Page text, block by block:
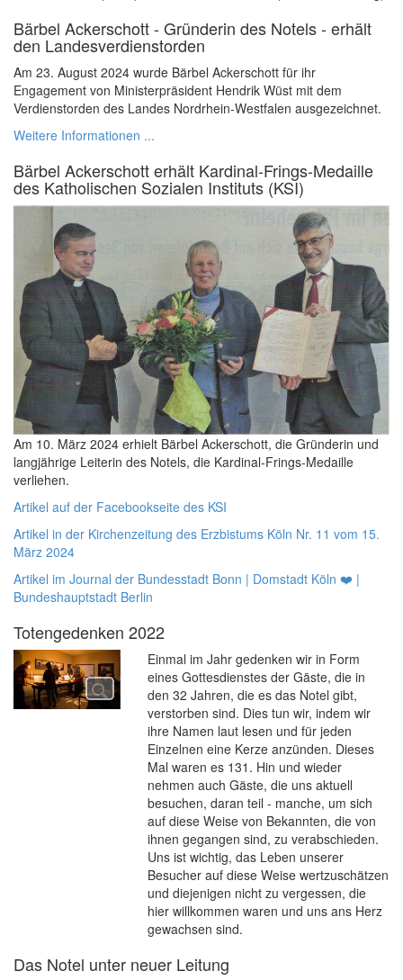
Bärbel Ackerschott - Gründerin des Notels - erhält
den Landesverdienstorden
Am 23. August 2024 wurde Bärbel Ackerschott für ihr
Engagement von Ministerpräsident Hendrik Wüst mit dem
Verdienstorden des Landes Nordrhein-Westfalen ausgezeichnet.
Weitere Informationen ...
Bärbel Ackerschott erhält Kardinal-Frings-Medaille
des Katholischen Sozialen Instituts (KSI)
Am 10. März 2024 erhielt Bärbel Ackerschott, die Gründerin und
langjährige Leiterin des Notels, die Kardinal-Frings-Medaille
verliehen.
Artikel auf der Facebookseite des KSI
Artikel in der Kirchenzeitung des Erzbistums Köln Nr. 11 vom 15.
März 2024
Artikel im Journal der Bundesstadt Bonn | Domstadt Köln ❤️ |
Bundeshauptstadt Berlin
Totengedenken 2022
Einmal im Jahr gedenken wir in Form
eines Gottesdienstes der Gäste, die in
den 32 Jahren, die es das Notel gibt,
verstorben sind. Dies tun wir, indem wir
ihre Namen laut lesen und für jeden
Einzelnen eine Kerze anzünden. Dieses
Mal waren es 131. Hin und wieder
nehmen auch Gäste, die uns aktuell
besuchen, daran teil - manche, um sich
auf diese Weise von Bekannten, die von
ihnen gegangen sind, zu verabschieden.
Uns ist wichtig, das Leben unserer
Besucher auf diese Weise wertzuschätzen
und diejenigen nicht zu vergessen, die
hier willkommen waren und uns ans Herz
gewachsen sind.
Das Notel unter neuer Leitung